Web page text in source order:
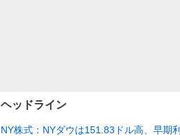
ヘッドライン
NY株式：NYダウは151.83ドル高、早期利